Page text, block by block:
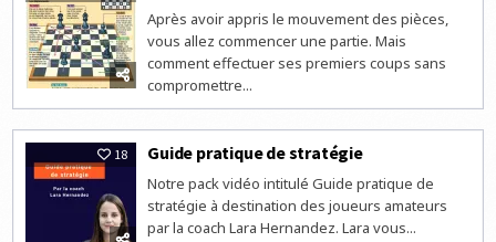
Après avoir appris le mouvement des pièces,
vous allez commencer une partie. Mais
comment effectuer ses premiers coups sans
compromettre...
18 Guide pratique de stratégie
Notre pack vidéo intitulé Guide pratique de
stratégie à destination des joueurs amateurs
par la coach Lara Hernandez. Lara vous...